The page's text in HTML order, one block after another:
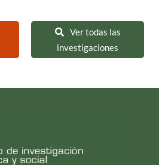
Ver todas las
investigaciones